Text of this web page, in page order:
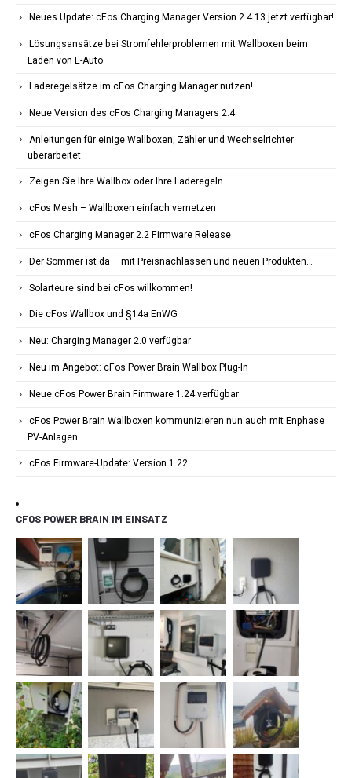
Neues Update: cFos Charging Manager Version 2.4.13 jetzt verfügbar!
Lösungsansätze bei Stromfehlerproblemen mit Wallboxen beim
Laden von E-Auto
Laderegelsätze im cFos Charging Manager nutzen!
Neue Version des cFos Charging Managers 2.4
Anleitungen für einige Wallboxen, Zähler und Wechselrichter
überarbeitet
Zeigen Sie Ihre Wallbox oder Ihre Laderegeln
cFos Mesh – Wallboxen einfach vernetzen
cFos Charging Manager 2.2 Firmware Release
Der Sommer ist da – mit Preisnachlässen und neuen Produkten…
Solarteure sind bei cFos willkommen!
Die cFos Wallbox und §14a EnWG
Neu: Charging Manager 2.0 verfügbar
Neu im Angebot: cFos Power Brain Wallbox Plug-In
Neue cFos Power Brain Firmware 1.24 verfügbar
cFos Power Brain Wallboxen kommunizieren nun auch mit Enphase
PV-Anlagen
cFos Firmware-Update: Version 1.22
CFOS POWER BRAIN IM EINSATZ